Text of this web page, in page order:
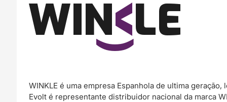
WINKLE é uma empresa Espanhola de ultima
Evolt é representante distribuidor nacional da marca